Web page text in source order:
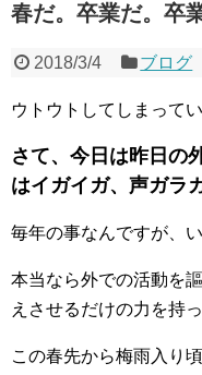
春だ。卒業だ。卒
2018/3/4 ブログ
ウトウトしてしまってい
さて、今日は昨日の
はイガイガ、声ガラ
毎年の事なんですが、
本当なら外での活動を
えさせるだけの力を持
この春先から梅雨入り